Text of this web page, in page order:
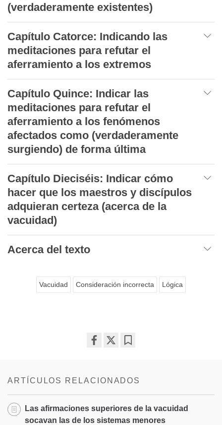
(verdaderamente existentes)
Capítulo Catorce: Indicando las
meditaciones para refutar el
aferramiento a los extremos
Capítulo Quince: Indicar las
meditaciones para refutar el
aferramiento a los fenómenos
afectados como (verdaderamente
surgiendo) de forma última
Capítulo Dieciséis: Indicar cómo
hacer que los maestros y discípulos
adquieran certeza (acerca de la
vacuidad)
Acerca del texto
Vacuidad Consideración incorrecta Lógica
ARTÍCULOS RELACIONADOS
Las afirmaciones superiores de la vacuidad
socavan las de los sistemas menores